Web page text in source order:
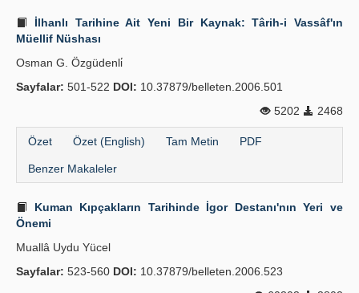
İlhanlı Tarihine Ait Yeni Bir Kaynak: Târih-i Vassâf'ın
Müellif Nüshası
Osman G. Özgüdenli̇
Sayfalar: 501-522 DOI: 10.37879/belleten.2006.501
5202
2468
Özet Özet (English) Tam Metin PDF
Benzer Makaleler
Kuman Kıpçakların Tarihinde İgor Destanı'nın Yeri ve
Önemi
Muallâ Uydu Yücel
Sayfalar: 523-560 DOI: 10.37879/belleten.2006.523